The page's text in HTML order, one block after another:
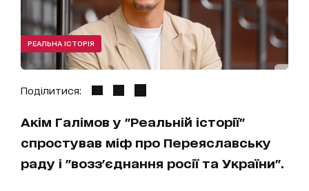
РЕАЛЬНА ІСТОРІЯ
Поділитися:
Акім Галімов у "Реальній історії"
спростував міф про Переяславську
раду і "возз'єднання росії та України".